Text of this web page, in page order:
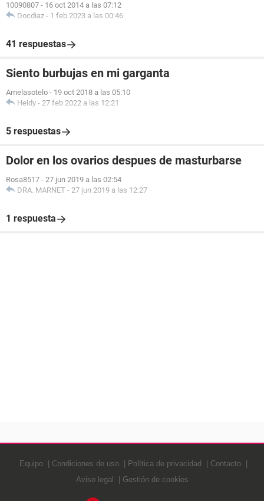
10090807 - 16 oct 2014 a las 07:12
Docdiaz - 1 feb 2023 a las 00:46
41 respuestas
Siento burbujas en mi garganta
Amelasotelo - 19 oct 2018 a las 05:10
Heidy - 27 feb 2022 a las 12:21
5 respuestas
Dolor en los ovarios despues de masturbarse
Rosa8517 - 27 jun 2019 a las 02:54
DRA. MARNET - 27 jun 2019 a las 12:27
1 respuesta
Equipo Condiciones de uso Política de privacidad
Contacto
Aviso legal
Gestión de cookies